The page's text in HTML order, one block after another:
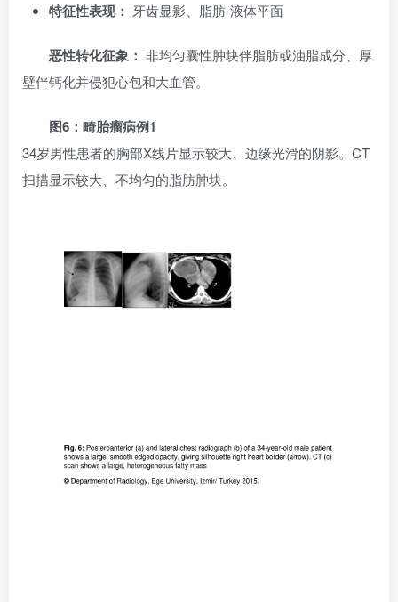
特征性表现： 牙齿显影、脂肪-液体平面
恶性转化征象： 非均匀囊性肿块伴脂肪或油脂成分、厚
壁伴钙化并侵犯心包和大血管。
图6：畸胎瘤病例1
34岁男性患者的胸部X线片显示较大、边缘光滑的阴影。CT
扫描显示较大、不均匀的脂肪肿块。